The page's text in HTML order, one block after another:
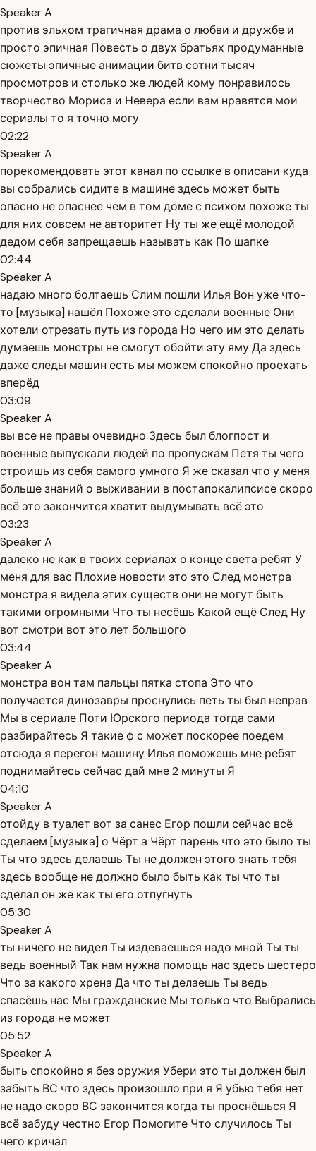
Speaker A
против эльхом трагичная драма о любви и дружбе и
просто эпичная Повесть о двух братьях продуманные
сюжеты эпичные анимации битв сотни тысяч
просмотров и столько же людей кому понравилось
творчество Мориса и Невера если вам нравятся мои
сериалы то я точно могу
02:22
Speaker A
порекомендовать этот канал по ссылке в описани куда
вы собрались сидите в машине здесь может быть
опасно не опаснее чем в том доме с психом похоже ты
для них совсем не авторитет Ну ты же ещё молодой
дедом себя запрещаешь называть как По шапке
02:44
Speaker A
надаю много болтаешь Слим пошли Илья Вон уже что-
то [музыка] нашёл Похоже это сделали военные Они
хотели отрезать путь из города Но чего им это делать
думаешь монстры не смогут обойти эту яму Да здесь
даже следы машин есть мы можем спокойно проехать
вперёд
03:09
Speaker A
вы все не правы очевидно Здесь был блогпост и
военные выпускали людей по пропускам Петя ты чего
строишь из себя самого умного Я же сказал что у меня
больше знаний о выживании в постапокалипсисе скоро
всё это закончится хватит выдумывать всё это
03:23
Speaker A
далеко не как в твоих сериалах о конце света ребят У
меня для вас Плохие новости это это След монстра
монстра я видела этих существ они не могут быть
такими огромными Что ты несёшь Какой ещё След Ну
вот смотри вот это лет большого
03:44
Speaker A
монстра вон там пальцы пятка стопа Это что
получается динозавры проснулись петь ты был неправ
Мы в сериале Поти Юрского периода тогда сами
разбирайтесь Я такие ф с может поскорее поедем
отсюда я перегон машину Илья поможешь мне ребят
поднимайтесь сейчас дай мне 2 минуты Я
04:10
Speaker A
отойду в туалет вот за санес Егор пошли сейчас всё
сделаем [музыка] о Чёрт а Чёрт парень что это было ты
Ты что здесь делаешь Ты не должен этого знать тебя
здесь вообще не должно было быть как ты что ты
сделал он же как ты его отпугнуть
05:30
Speaker A
ты ничего не видел Ты издеваешься надо мной Ты ты
ведь военный Так нам нужна помощь нас здесь шестеро
Что за какого хрена Да что ты делаешь Ты ведь
спасёшь нас Мы гражданские Мы только что Выбрались
из города не может
05:52
Speaker A
быть спокойно я без оружия Убери это ты должен был
забыть ВС что здесь произошло при я Я убью тебя нет
не надо скоро ВС закончится когда ты проснёшься Я
всё забуду честно Егор Помогите Что случилось Ты
чего кричал